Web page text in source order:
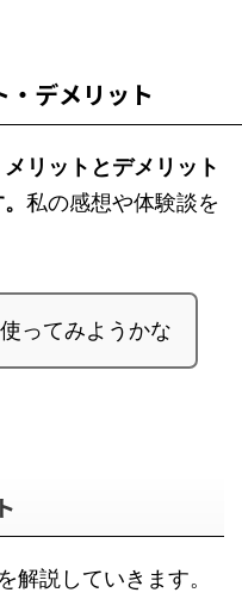
・デメリット
リットとデメリット
私の感想や体験談を
ってみようかな
を解説していきます。